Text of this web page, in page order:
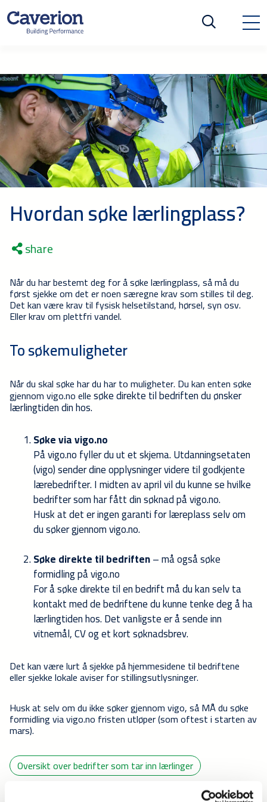
Hvordan søke lærlingplass?
share
Når du har bestemt deg for å søke lærlingplass, så må du
først sjekke om det er noen særegne krav som stilles til deg.
Det kan være krav til fysisk helsetilstand, hørsel, syn osv.
Eller krav om plettfri vandel.
To søkemuligheter
Når du skal søke har du har to muligheter. Du kan enten søke
gjennom vigo.no ellesøke direkte til bedriften du ønsker
lærlingtiden din hos.
Søke via vigo.no
På vigo.no fyller du ut et skjema. Utdanningsetaten
(vigo) sender dine opplysninger videre til godkjente
lærebedrifter. I midten av april vil du kunne se hvilke
bedrifter som har fått din søknad på vigo.no.
Husk at det er ingen garanti for læreplass selv om
du søker gjennom vigo.no.
Søke direkte til bedriften– må også søke
formidling på vigo.no
For å søke direkte til en bedrift må du kan selv ta
kontakt med de bedriftene du kunne tenke deg å ha
lærlingtiden hos. Det vanligste er å sende inn
vitnemål, CV og et kort søknadsbrev.
Det kan være lurt å sjekke på hjemmesidene til bedriftene
eller sjekke lokale aviser for stillingsutlysninger.
Husk at selv om du ikke søker gjennom vigo, så MÅ du søke
formidling via vigo.no fristen utløper (som oftest i starten av
mars).
Oversikt over bedrifter som tar inn lærlinger